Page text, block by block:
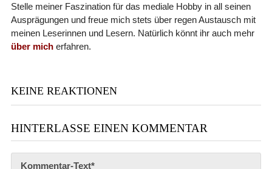
Stelle meiner Faszination für das mediale Hobby in all seinen
Ausprägungen und freue mich stets über regen Austausch mit
meinen Leserinnen und Lesern. Natürlich könnt ihr auch mehr
über micherfahren.
KEINE REAKTIONEN
HINTERLASSE EINEN KOMMENTAR